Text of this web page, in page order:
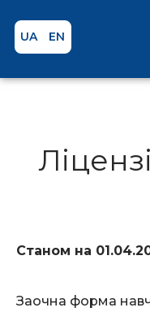
UA EN
Станом на
Заочна форма